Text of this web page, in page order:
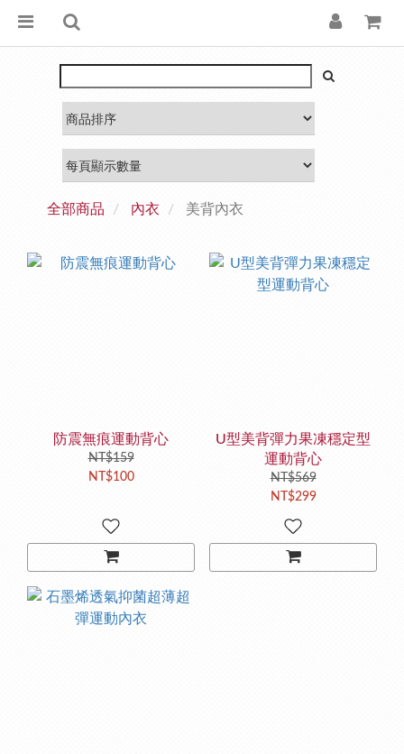
全部商品 內衣 美背內衣
防震無痕運動背心
NT$159
NT$100
U型美背彈力果凍穩定型
運動背心
NT$569
NT$299